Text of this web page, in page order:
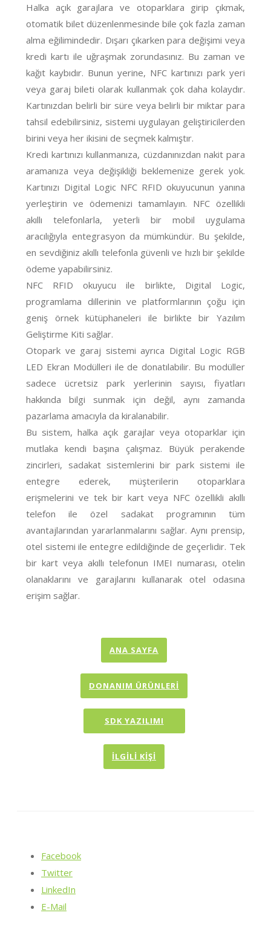
Halka açık garajlara ve otoparklara girip çıkmak,
otomatik bilet düzenlenmesinde bile çok fazla zaman
alma eğilimindedir. Dışarı çıkarken para değişimi veya
kredi kartı ile uğraşmak zorundasınız. Bu zaman ve
kağıt kaybıdır. Bunun yerine, NFC kartınızı park yeri
veya garaj bileti olarak kullanmak çok daha kolaydır.
Kartınızdan belirli bir süre veyabelirli bir miktar para
tahsil edebilirsiniz, sistemi uygulayan geliştiricilerden
birini veya her ikisini de seçmek kalmıştır.
Kredi kartınızı kullanmanıza, cüzdanınızdan nakit para
aramanıza veya değişikliği beklemenize gerek yok.
Kartınızı Digital Logic NFC RFID okuyucunun yanına
yerleştirin ve ödemenizi tamamlayın. NFC özellikli
akıllı telefonlarla, yeterli bir mobil uygulama
aracılığıyla entegrasyon da mümkündür. Bu şekilde,
en sevdiğiniz akıllı telefonla güvenli ve hızlı bir şekilde
ödeme yapabilirsiniz.
NFC RFID okuyucu ile birlikte, Digital Logic,
programlama dillerinin ve platformlarının çoğu için
geniş örnek kütüphaneleri ile birlikte bir Yazılım
Geliştirme Kiti sağlar.
Otopark ve garaj sistemi ayrıca Digital Logic RGB
LED Ekran Modülleri ile de donatılabilir. Bu modüller
sadece ücretsiz park yerlerinin sayısı, fiyatları
hakkında bilgi sunmak için değil, aynı zamanda
pazarlama amacıyla da kiralanabilir.
Bu sistem, halka açık garajlar veya otoparklar için
mutlaka kendi başına çalışmaz. Büyük perakende
zincirleri, sadakat sistemlerini bir park sistemi ile
entegre ederek, müşterilerin otoparklara
erişmelerini ve tek bir kart veya NFC özellikli akıllı
telefon ile özel sadakat programının tüm
avantajlarından yararlanmalarını sağlar. Aynı prensip,
otel sistemi ile entegre edildiğinde de geçerlidir. Tek
bir kart veya akıllı telefonun IMEI numarası, otelin
olanaklarını ve garajlarını kullanarak otel odasına
erişim sağlar.
ANA SAYFA
DONANIM ÜRÜNLERİ
SDK YAZILIMI
İLGILI KIŞI
Facebook
Twitter
LinkedIn
E-Mail